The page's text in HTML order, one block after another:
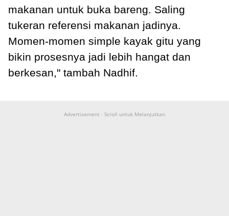
makanan untuk buka bareng. Saling
tukeran referensi makanan jadinya.
Momen-momen simple kayak gitu yang
bikin prosesnya jadi lebih hangat dan
berkesan," tambah Nadhif.
Advertisement - Scroll untuk Melanjutkan